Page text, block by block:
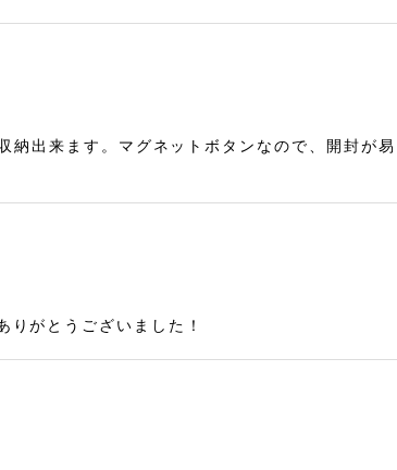
出来ます。マグネットボタンなので、開封が易
がとうございました！